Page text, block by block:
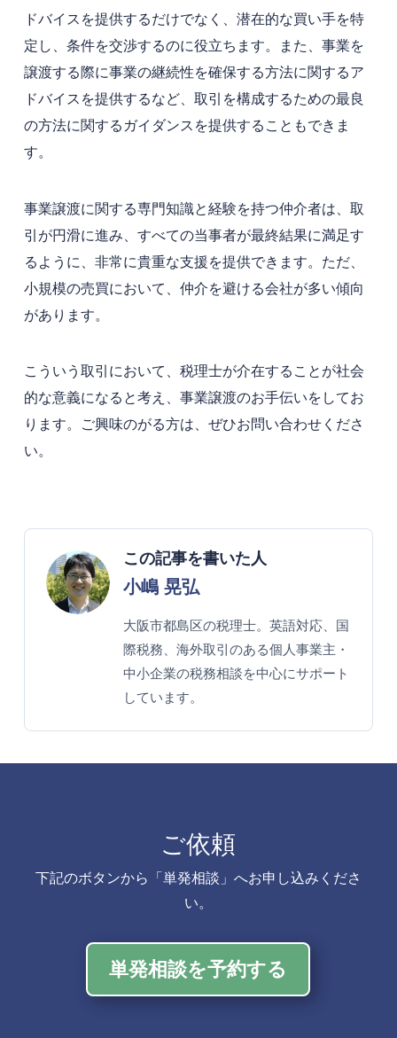
ドバイスを提供するだけでなく、潜在的な買い手を特
定し、条件を交渉するのに役立ちます。また、事業を
譲渡する際に事業の継続性を確保する方法に関するア
ドバイスを提供するなど、取引を構成するための最良
の方法に関するガイダンスを提供することもできま
す。
事業譲渡に関する専門知識と経験を持つ仲介者は、取
引が円滑に進み、すべての当事者が最終結果に満足す
るように、非常に貴重な支援を提供できます。ただ、
小規模の売買において、仲介を避ける会社が多い傾向
があります。
こういう取引において、税理士が介在することが社会
的な意義になると考え、事業譲渡のお手伝いをしてお
ります。ご興味のがる方は、ぜひお問い合わせくださ
い。
この記事を書いた人
小嶋 晃弘
大阪市都島区の税理士。英語対応、国
際税務、海外取引のある個人事業主・
中小企業の税務相談を中心にサポート
しています。
ご依頼
下記のボタンから「単発相談」へお申し込みくださ
い。
単発相談を予約する